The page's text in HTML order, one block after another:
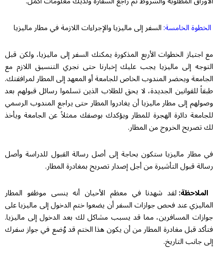
الخطوة الخامسة:السفر إلى ماليزيا والإجراءات اللازمة في مطار ماليزيا
مع اجتياز الخطوات الأربع المذكورة يمكنك السفر إلى ماليزيا، ولكن قبل
التوجه إلى ماليزيا يجب عليك إخبارنا حتى نجري التنسيق اللازم مع
الجامعة ويحضر المندوب الخاص للجامعة أو المعهد إلى المطار لمرافقتك.
طبقاً للقوانين الجديدة، لا يحق للطلاب الذين تسلموا رسائل قبولهم بعد
وصولهم إلى مطار ماليزيا أن يغادروا المطار حتى يراجع المندوب الرسمي
للجامعة دائرة الهجرة للمطار ويؤكدك بوصفك ممثلاً عن الجامعة ويأخذ
لك تصريح الخروج من المطار.
في مطار ماليزيا ستكون بحاجة إلى أصل رسالة القبول للدراسة وأصل
رسالة قبول التأشيرة من أجل إصدار تصريح بمغادرة المطار.
الملاحظة:لقد شهدنا في معظم الأحيان أنه ينسى موظفو المطار
الماليزي عند فحص جوازات السفر أن يضعوا ختم الدخول إلى ماليزيا على
جوازات المسافرين، مما قد يسبب مشاكل لك بعد الدخول إلى ماليزيا.
فتأكد قبل مغادرة المطار من أن يكون هذا الختم قد وُضع في جواز سفرك
إلى جانب التاريخ.